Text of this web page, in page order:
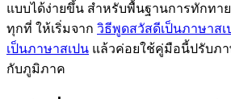
แบบได้ง่ายขึ้น สำหรับพื้นฐานการทักทา
ทุกที่ ให้เริ่มจาก วิธีพูดสวัสดีเป็นภาษาสเ
เป็นภาษาสเปน แล้วค่อยใช้คู่มือนี้ปรับภ
กับภูมิภาค